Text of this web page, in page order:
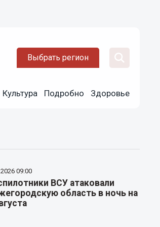
Выбрать регион
Культура Подробно Здоровье
09:00
ВСУ атаковали
область в ночь на